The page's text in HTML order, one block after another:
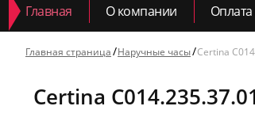
Главная О компании Оплата
Главная страница Наручные часы Certina
Certina